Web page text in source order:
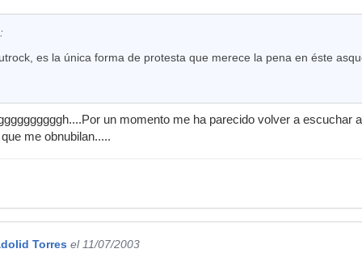
es la única forma de protesta que merece la pena en éste
un momento me ha parecido volver a escuchar
me obnubilan.....
Torres el 11/07/2003